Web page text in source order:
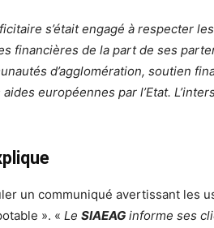
s’était engagé à respecter
financières de la part de ses
d’agglomération, soutien
européennes par l’Etat.
un communiqué avertissant les
». « Le SIAEAG informe ses